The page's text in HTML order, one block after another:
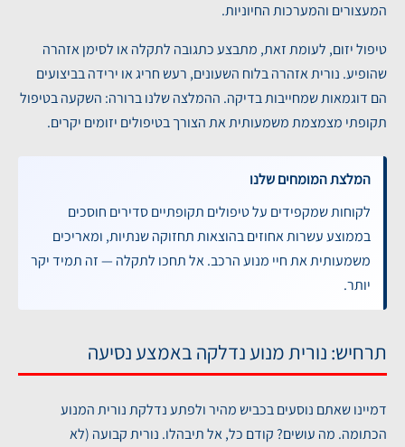
המעצורים והמערכות החיוניות.
טיפול יזום, לעומת זאת, מתבצע כתגובה לתקלה או לסימן אזהרה
שהופיע. נורית אזהרה בלוח השעונים, רעש חריג או ירידה בביצועים
הם דוגמאות שמחייבות בדיקה. ההמלצה שלנו ברורה: השקעה בטיפול
תקופתי מצמצמת משמעותית את הצורך בטיפולים יזומים יקרים.
המלצת המומחים שלנו
לקוחות שמקפידים על טיפולים תקופתיים סדירים חוסכים
בממוצע עשרות אחוזים בהוצאות תחזוקה שנתיות, ומאריכים
משמעותית את חיי מנוע הרכב. אל תחכו לתקלה — זה תמיד יקר
יותר.
תרחיש: נורית מנוע נדלקה באמצע נסיעה
דמיינו שאתם נוסעים בכביש מהיר ולפתע נדלקת נורית המנוע
הכתומה. מה עושים? קודם כל, אל תיבהלו. נורית קבועה (לא